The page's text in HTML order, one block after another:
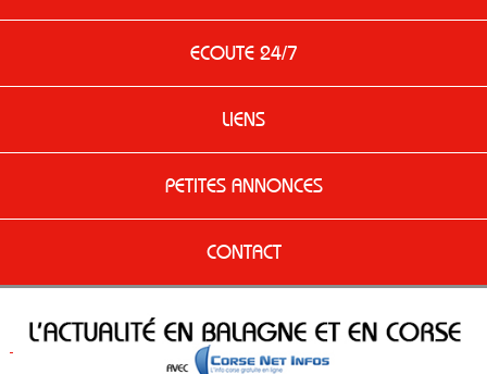
ECOUTE 24/7
LIENS
PETITES ANNONCES
CONTACT